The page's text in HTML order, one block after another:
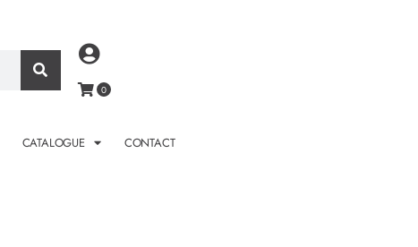
CATALOGUE CONTACT